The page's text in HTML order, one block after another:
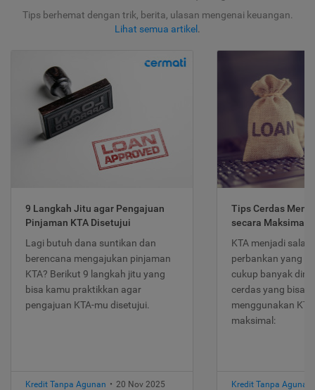
Tips berhemat dengan trik, berita, ulasan mengenai keuangan.
Lihat semua artikel .
9 Langkah Jitu agar Pengajuan
Pinjaman KTA Disetujui
Lagi butuh dana suntikan dan
berencana mengajukan pinjaman
KTA? Berikut 9 langkah jitu yang
bisa kamu praktikkan agar
pengajuan KTA-mu disetujui.
Kredit Tanpa Agunan • 20 Nov 2025
Tips Cerdas
secara Maksimal
KTA menjadi
perbankan yang
cukup banyak
cerdas yang bisa
menggunakan
maksimal:
Kredit Tanpa Agunan